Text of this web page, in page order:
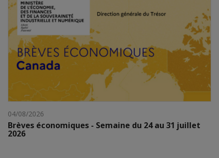
04/08/2026
Brèves économiques - Semaine du 24 au 31 juillet
2026